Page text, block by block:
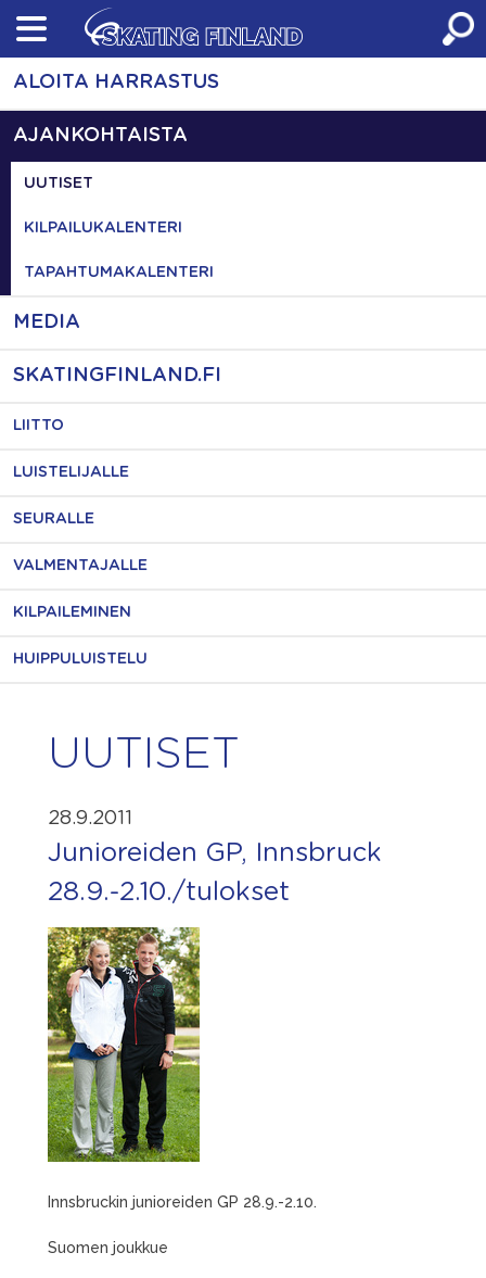
Skip
content
ALOITA HARRASTUS
AJANKOHTAISTA
UUTISET
KILPAILUKALENTERI
TAPAHTUMAKALENTERI
MEDIA
SKATINGFINLAND.FI
LIITTO
LUISTELIJALLE
SEURALLE
VALMENTAJALLE
KILPAILEMINEN
HUIPPULUISTELU
UUTISET
28.9.2011
Junioreiden GP, Innsbruck
28.9.-2.10./tulokset
Innsbruckin junioreiden GP 28.9.-2.10.
Suomen joukkue